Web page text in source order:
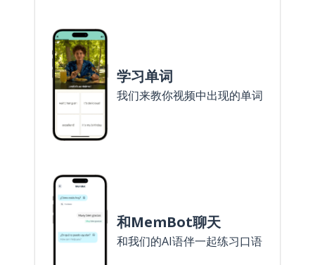
学习单词
我们来教你视频中出现的单词
和MemBot聊天
和我们的AI语伴一起练习口语